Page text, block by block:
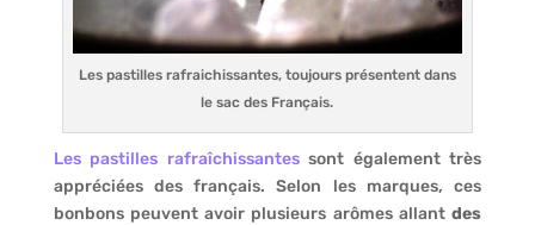
Les pastilles rafraichissantes, toujours présentent dans
le sac des Français.
Les pastilles rafraîchissantessont également très
appréciées des français. Selon les marques, ces
bonbons peuvent avoir plusieurs arômes allantdes